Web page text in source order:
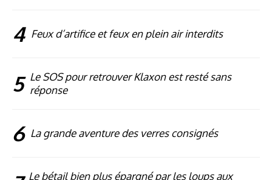
4 Feux d’artifice et feux en plein air interdits
5 Le SOS pour retrouver Klaxon est resté sans
réponse
6 La grande aventure des verres consignés
Le bétail bien plus épargné par les loups aux